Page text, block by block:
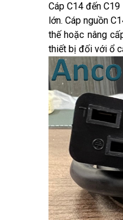
Cáp C14 đến
lớn. Cáp nguồn
thế hoặc nâng
thiết bị đối với ổ